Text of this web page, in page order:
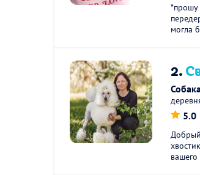
*прошу
могла
2.
5.0
вашего